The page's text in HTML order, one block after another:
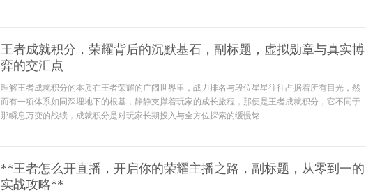
王者成就积分，荣耀背后的沉默基石，副标题，虚拟勋章与真实博
弈的交汇点
理解王者成就积分的本质在王者荣耀的广阔世界里，战力排名与段位星星往往占据着所有目光，然
而有一项体系如同深埋地下的根基，静静支撑着玩家的成长旅程，那便是王者成就积分，它不同于
那瞬息万变的战绩，成就积分是对玩家长期投入与全方位探索的缓慢铭...
**王者怎么开直播，开启你的荣耀主播之路，副标题，从零到一的
实战攻略**